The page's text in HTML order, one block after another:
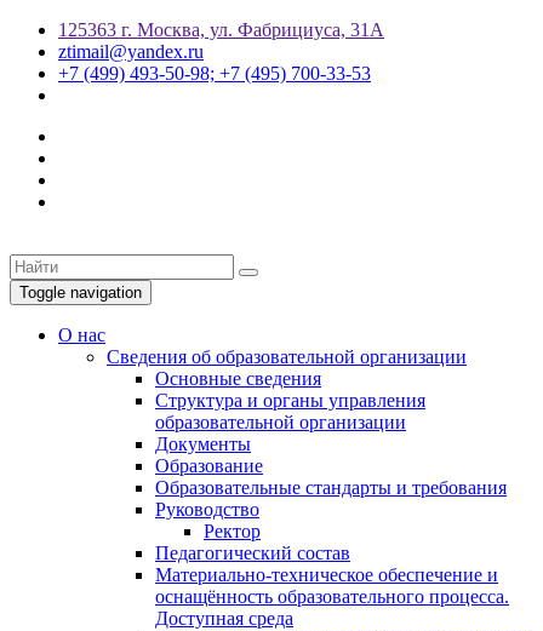
125363 г. Москва, ул. Фабрициуса, 31А
ztimail@yandex.ru
+7 (499) 493-50-98; +7 (495) 700-33-53
Toggle navigation
О нас
Сведения об образовательной организации
Основные сведения
Структура и органы управления
образовательной организации
Документы
Образование
Образовательные стандарты и требования
Руководство
Ректор
Педагогический состав
Материально-техническое обеспечение и
оснащённость образовательного процесса.
Доступная среда